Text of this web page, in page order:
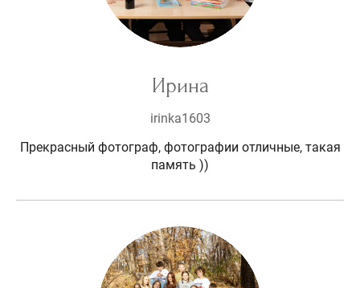
Ирина
irinka1603
Прекрасный фотограф, фотографии отличные, такая
память ))